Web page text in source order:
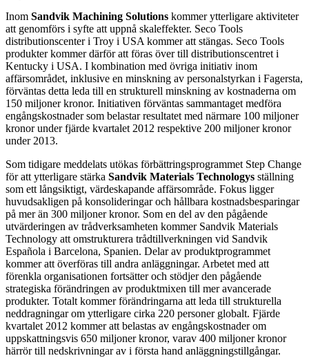
Inom Sandvik Machining Solutions kommer ytterligare aktiviteter
att genomförs i syfte att uppnå skaleffekter. Seco Tools
distributionscenter i Troy i USA kommer att stängas. Seco Tools
produkter kommer därför att föras över till distributionscentret i
Kentucky i USA. I kombination med övriga initiativ inom
affärsområdet, inklusive en minskning av personalstyrkan i Fagersta,
förväntas detta leda till en strukturell minskning av kostnaderna om
150 miljoner kronor. Initiativen förväntas sammantaget medföra
engångskostnader som belastar resultatet med närmare 100 miljoner
kronor under fjärde kvartalet 2012 respektive 200 miljoner kronor
under 2013.
Som tidigare meddelats utökas förbättringsprogrammet Step Change
för att ytterligare stärka Sandvik Materials Technologys ställning
som ett långsiktigt, värdeskapande affärsområde. Fokus ligger
huvudsakligen på konsolideringar och hållbara kostnadsbesparingar
på mer än 300 miljoner kronor. Som en del av den pågående
utvärderingen av trådverksamheten kommer Sandvik Materials
Technology att omstrukturera trådtillverkningen vid Sandvik
Española i Barcelona, Spanien. Delar av produktprogrammet
kommer att överföras till andra anläggningar. Arbetet med att
förenkla organisationen fortsätter och stödjer den pågående
strategiska förändringen av produktmixen till mer avancerade
produkter. Totalt kommer förändringarna att leda till strukturella
neddragningar om ytterligare cirka 220 personer globalt. Fjärde
kvartalet 2012 kommer att belastas av engångskostnader om
uppskattningsvis 650 miljoner kronor, varav 400 miljoner kronor
härrör till nedskrivningar av i första hand anläggningstillgångar.